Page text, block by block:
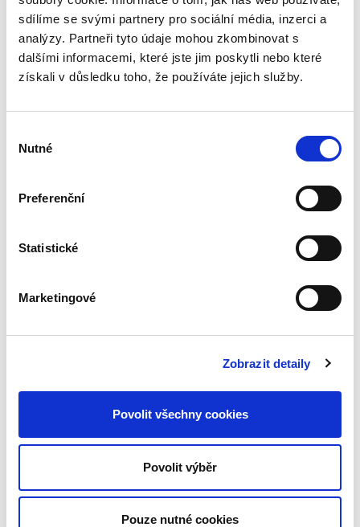
sdílíme se svými partnery pro sociální média, inzerci a
analýzy. Partneři tyto údaje mohou zkombinovat s
dalšími informacemi, které jste jim poskytli nebo které
získali v důsledku toho, že používáte jejich služby.
souhlasu
Nutné
Preferenční
Statistické
Marketingové
Zobrazit detaily
Povolit všechny cookies
Povolit výběr
Pouze nutné cookies
praxi, věnována v české odborné literatuře jen
zcela okrajová...
Náhrada škody
zvířetem
390,00 Kč
Publikace pojednává o předpokladech vzniku
povinnosti nahradit újmu způsobenou zvířetem
ryzí teorii, v knize čtenář nalezne srozumitelná
Nepominutelný
vydědění